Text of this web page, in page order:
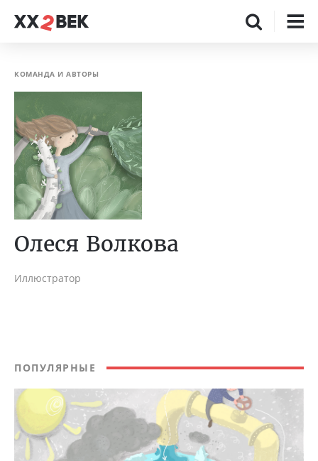
КОМАНДА И АВТОРЫ
Олеся Волкова
Иллюстратор
ПОПУЛЯРНЫЕ